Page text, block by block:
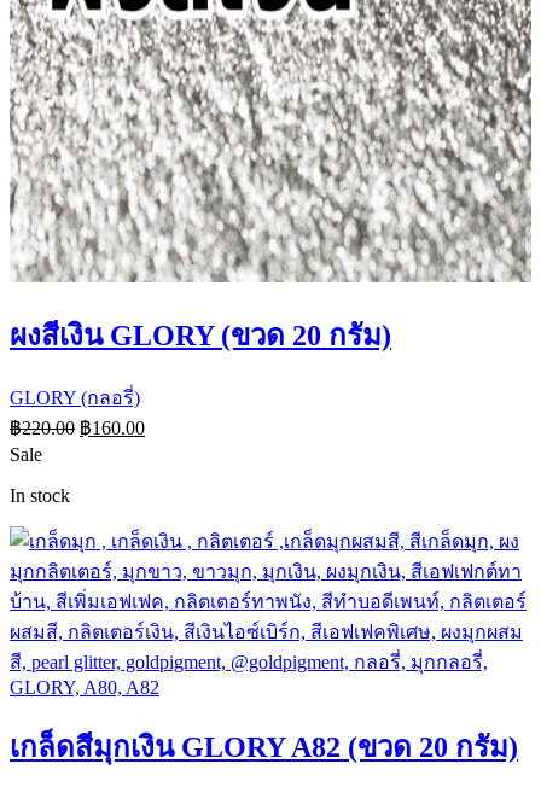
ผงสีเงิน GLORY (ขวด 20 กรัม)
GLORY (กลอรี่)
฿220.00 ฿160.00
Sale
In stock
เกล็ดสีมุกเงิน GLORY A82 (ขวด 20 กรัม)